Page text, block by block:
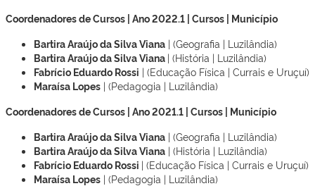
Coordenadores de Cursos | Ano 2022.1 | Cursos | Município
Bartira Araújo da Silva Viana | (Geografia | Luzilândia)
Bartira Araújo da Silva Viana | (História | Luzilândia)
Fabrício Eduardo Rossi | (Educação Física | Currais e Uruçuí)
Maraísa Lopes | (Pedagogia | Luzilândia)
Coordenadores de Cursos | Ano 2021.1 | Cursos | Município
Bartira Araújo da Silva Viana | (Geografia | Luzilândia)
Bartira Araújo da Silva Viana | (História | Luzilândia)
Fabrício Eduardo Rossi | (Educação Física | Currais e Uruçuí)
Maraísa Lopes | (Pedagogia | Luzilândia)